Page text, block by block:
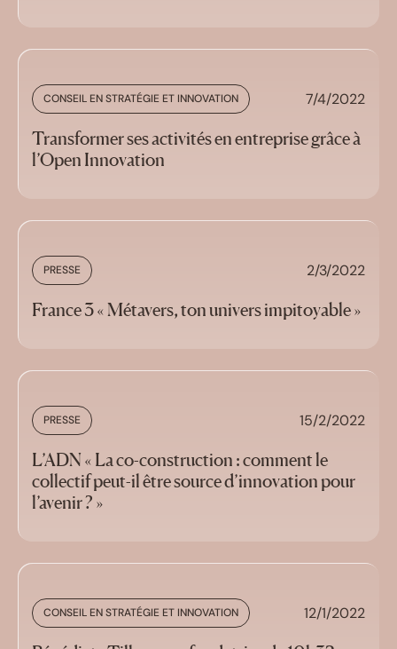
CONSEIL EN STRATÉGIE ET INNOVATION 7/4/2022
Transformer ses activités en entreprise grâce à
l’Open Innovation
PRESSE 2/3/2022
France 3 « Métavers, ton univers impitoyable »
PRESSE 15/2/2022
L’ADN « La co-construction : comment le
collectif peut-il être source d’innovation pour
l’avenir ? »
CONSEIL EN STRATÉGIE ET INNOVATION 12/1/2022